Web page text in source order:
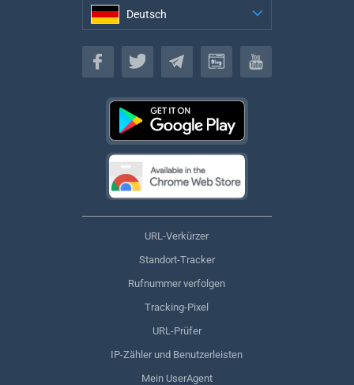
Deutsch
Deutsch
URL-Verkürzer
Standort-Tracker
Rufnummer verfolgen
Tracking-Pixel
URL-Prüfer
IP-Zähler und Benutzerleisten
Mein UserAgent